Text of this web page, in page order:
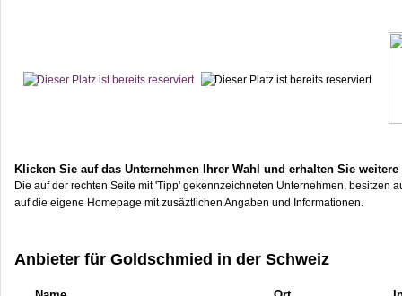
Klicken Sie auf das Unternehmen Ihrer Wahl und erhalten Sie
Die auf der rechten Seite mit 'Tipp' gekennzeichneten Unternehmen, besitzen
auf die eigene Homepage mit zusäztlichen Angaben und Informationen.
Anbieter für Goldschmied in der Schweiz